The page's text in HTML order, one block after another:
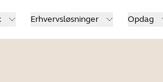
Erhvervsløsninger Opdag